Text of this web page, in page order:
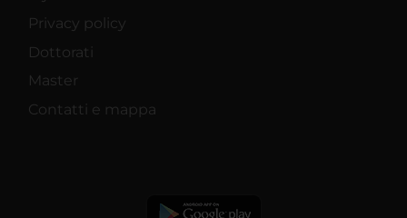
Privacy policy
Dottorati
Master
Contatti e mappa